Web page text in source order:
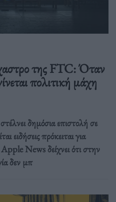
της FTC: Όταν
πολιτική μάχη
δημόσια επιστολή σε
ειδήσεις πρόκειται για
News δείχνει ότι στην
δεν μπ